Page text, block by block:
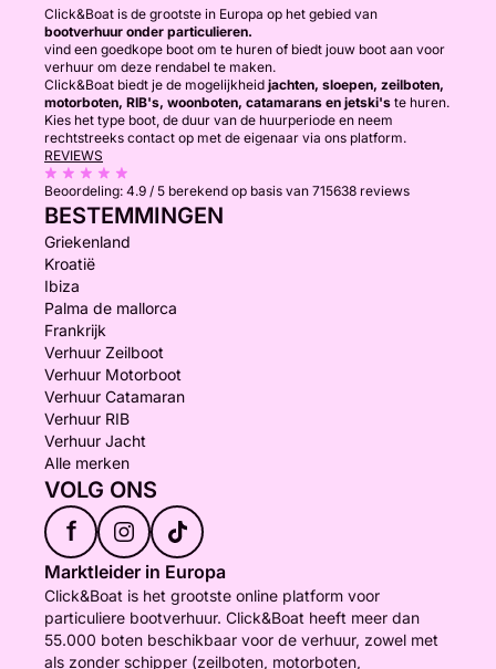
Click&Boat is de grootste in Europa op het gebied van
bootverhuur onder particulieren.
vind een goedkope boot om te huren of biedt jouw boot aan voor
verhuur om deze rendabel te maken.
Click&Boat biedt je de mogelijkheid jachten, sloepen, zeilboten,
motorboten, RIB's, woonboten, catamarans en jetski's te huren.
Kies het type boot, de duur van de huurperiode en neem
rechtstreeks contact op met de eigenaar via ons platform.
REVIEWS
Beoordeling: 4.9 / 5 berekend op basis van 715638 reviews
BESTEMMINGEN
Griekenland
Kroatië
Ibiza
Palma de mallorca
Frankrijk
Verhuur Zeilboot
Verhuur Motorboot
Verhuur Catamaran
Verhuur RIB
Verhuur Jacht
Alle merken
VOLG ONS
f
Marktleider in Europa
Click&Boat is het grootste online platform voor
particuliere bootverhuur. Click&Boat heeft meer dan
55.000 boten beschikbaar voor de verhuur, zowel met
als zonder schipper (zeilboten, motorboten,